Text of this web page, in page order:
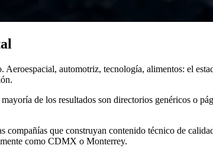
automotriz, tecnología, alimentos: el
de los resultados son directorios genéricos o
que construyan contenido técnico de
como CDMX o Monterrey.